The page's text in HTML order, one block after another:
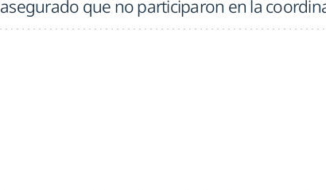
asegurado que no participaron en la